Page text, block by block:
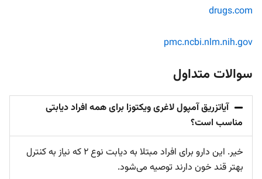
drugs.com
pmc.ncbi.nlm.nih.gov
سوالات متداول
آیاتزریق آمپول لاغری ویکتوزا برای همه افراد دیابتی
مناسب است؟
خیر. این دارو برای افراد مبتلا به دیابت نوع ۲ که نیاز به کنترل
بهتر قند خون دارند توصیه می‌شود.